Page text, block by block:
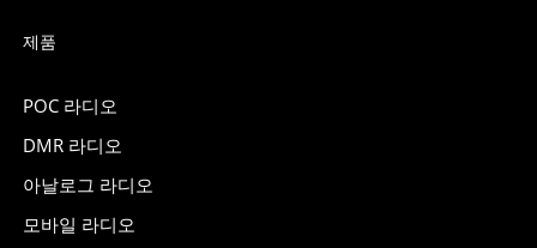
제품
POC 라디오
DMR 라디오
아날로그 라디오
모바일 라디오